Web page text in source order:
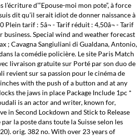
d’“Epouse-moi mon pote”, à force
dit qu’il serait idiot de donner naissance à
tarif : 5â¬ - Tarif réduit : 4,50â¬ - Tarif
Special wind and weather forecast
; Cavagna Sangiuliani di Gualdana, Antonio,
dans la comédie policière. Le site Paris Match
livraison gratuite sur Porté par son duo de
revient sur sa passion pour le cinéma de
with the push of a button and at any
the jaws in place Package Include 1pc *
is an actor and writer, known for,
in Second Lockdown and Stick to Release
la poste dans toute la Suisse selon les
orig. 382 no. With over 23 years of